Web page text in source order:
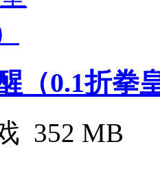
（0.1折拳
352 MB